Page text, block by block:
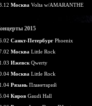
Москва Volta w/AMARANTHE
2015
Санкт-Петербург Phoenix
Москва Little Rock
Ижевск Qwerty
Москва Little Rock
Рязань Планетарий
Киров Gaudi Hall